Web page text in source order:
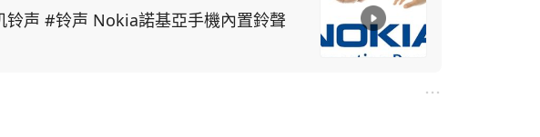
声 #铃声 Nokia諾基亞手機內置鈴聲